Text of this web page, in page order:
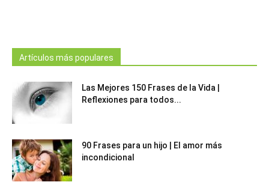
Artículos más populares
Las Mejores 150 Frases de la Vida |
Reflexiones para todos...
90 Frases para un hijo | El amor más
incondicional